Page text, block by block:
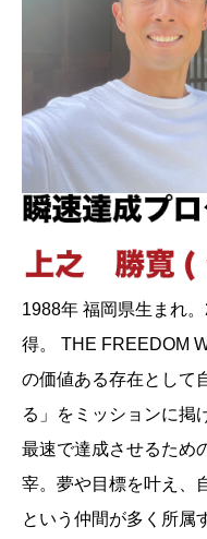
1988年 福岡県生まれ
得。 THE FREEDOM
の価値ある存在として
る」をミッションに掲
最速で達成させるため
宰。夢や目標を叶え、
という仲間が多く所属